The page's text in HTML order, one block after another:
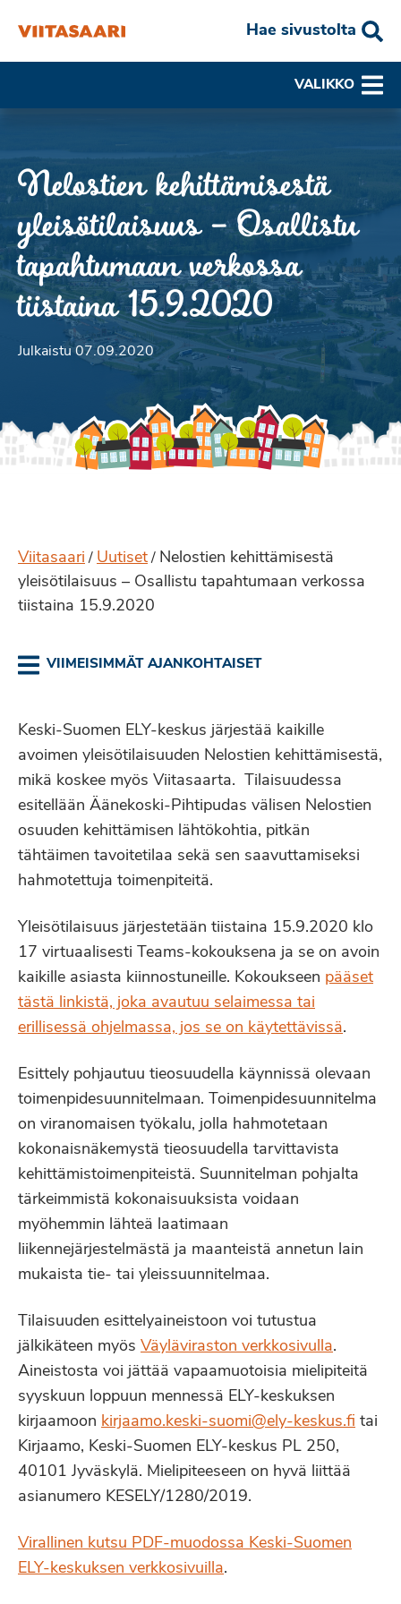
Hae sivustolta
VALIKKO
Nelostien kehittämisestä
yleisötilaisuus – Osallistu
tapahtumaan verkossa
tiistaina 15.9.2020
Julkaistu 07.09.2020
Viitasaari / Uutiset / Nelostien kehittämisestä
yleisötilaisuus – Osallistu tapahtumaan verkossa
tiistaina 15.9.2020
VIIMEISIMMÄT AJANKOHTAISET
Keski-Suomen ELY-keskus järjestää kaikille
avoimen yleisötilaisuuden Nelostien kehittämisestä,
mikä koskee myös Viitasaarta. Tilaisuudessa
esitellään Äänekoski-Pihtipudas välisen Nelostien
osuuden kehittämisen lähtökohtia, pitkän
tähtäimen tavoitetilaa sekä sen saavuttamiseksi
hahmotettuja toimenpiteitä.
Yleisötilaisuus järjestetään tiistaina 15.9.2020 klo
17 virtuaalisesti Teams-kokouksena ja se on avoin
kaikille asiasta kiinnostuneille. Kokoukseen pääset
tästä linkistä, joka avautuu selaimessa tai
erillisessä ohjelmassa, jos se on käytettävissä.
Esittely pohjautuu tieosuudella käynnissä olevaan
toimenpidesuunnitelmaan. Toimenpidesuunnitelma
on viranomaisen työkalu, jolla hahmotetaan
kokonaisnäkemystä tieosuudella tarvittavista
kehittämistoimenpiteistä. Suunnitelman pohjalta
tärkeimmistä kokonaisuuksista voidaan
myöhemmin lähteä laatimaan
liikennejärjestelmästä ja maanteistä annetun lain
mukaista tie- tai yleissuunnitelmaa.
Tilaisuuden esittelyaineistoon voi tutustua
jälkikäteen myös Väyläviraston verkkosivulla.
Aineistosta voi jättää vapaamuotoisia mielipiteitä
syyskuun loppuun mennessä ELY-keskuksen
kirjaamoon kirjaamo.keski-suomi@ely-keskus.fi tai
Kirjaamo, Keski-Suomen ELY-keskus PL 250,
40101 Jyväskylä. Mielipiteeseen on hyvä liittää
asianumero KESELY/1280/2019.
Virallinen kutsu PDF-muodossa Keski-Suomen
ELY-keskuksen verkkosivuilla.